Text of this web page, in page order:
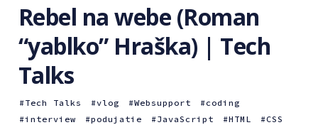
Rebel na webe (Roman
“yablko” Hraška) | Tech
Talks
Tech Talks vlog Websupport
coding
interview
podujatie JavaScript HTML
CSS